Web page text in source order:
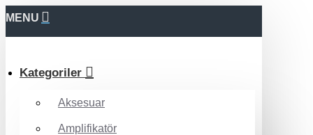
MENU
Kategoriler
Aksesuar
Amplifikatör